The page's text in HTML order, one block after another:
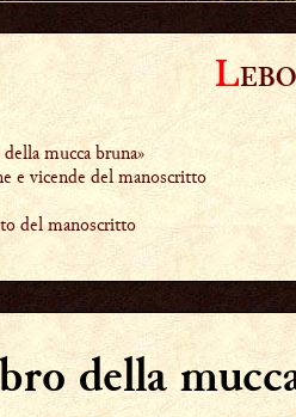
L
mucca bruna»
e vicende del manoscritto
del manoscritto
della